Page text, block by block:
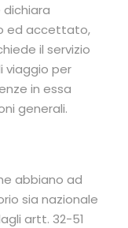
ed accettato,
il servizio
viaggio per
in essa
generali.
abbiano ad
sia nazionale
artt. 32-51